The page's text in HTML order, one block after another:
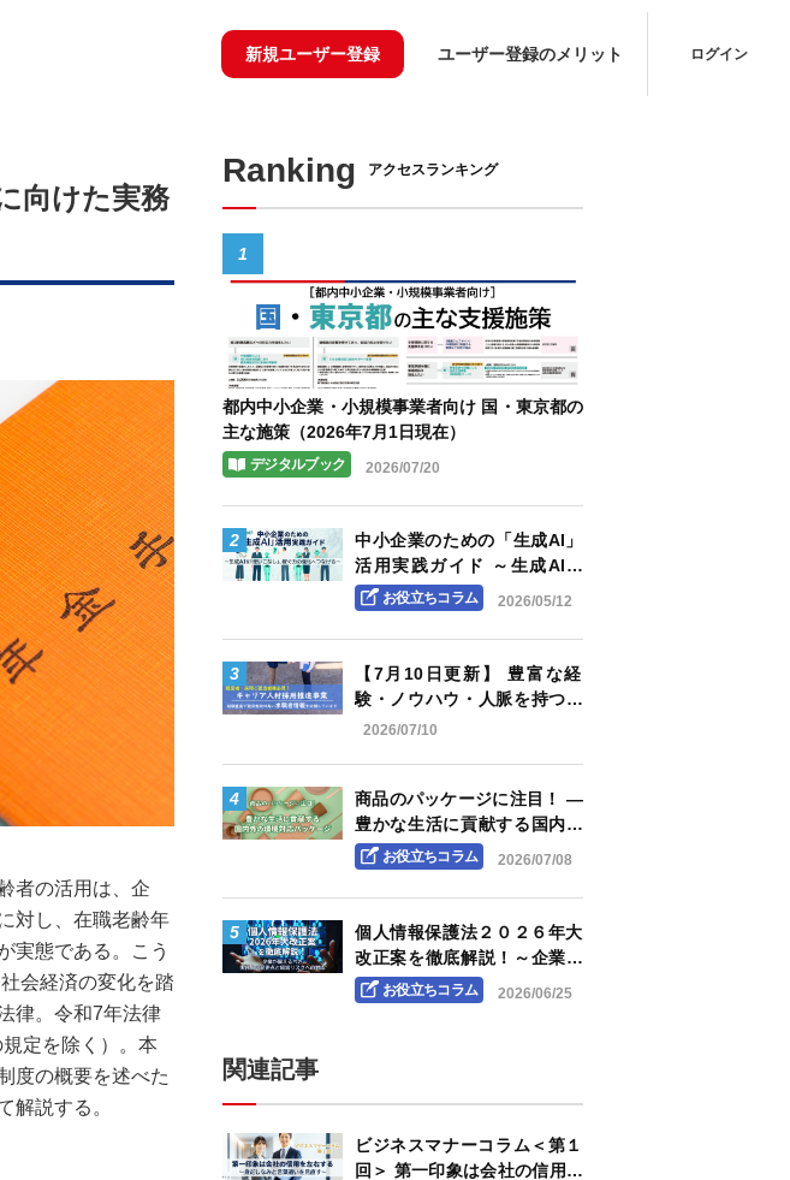
新規ユーザー登録 ユーザー登録のメリット ログイン
向けた実務
者の活用は、企
対し、在職老齢年
実態である。こう
会経済の変化を踏
律。令和7年法律
定を除く）。本
度の概要を述べた
解説する。
Ranking アクセスランキング
1
都内中小企業・小規模事業者向け 国・東京都の
主な施策（2026年7月1日現在）
デジタルブック 2026/07/20
2
中小企業のための「生成AI」
活用実践ガイド ～生成AIを
「使いこなし」、稼ぐ力の強
化へつなげる～
お役立ちコラム 2026/05/12
3
【7月10日更新】 豊富な経
験・ノウハウ・人脈を持つ企
業OB・OG人材（求職者）情
2026/07/10
4
商品のパッケージに注目！ ―
豊かな生活に貢献する国内外
の環境対応パッケージ―
お役立ちコラム 2026/07/08
5
個人情報保護法２０２６年大
改正案を徹底解説！～企業が
備えるべき実務上の変更点と
経営リスクへの対応～
お役立ちコラム 2026/06/25
関連記事
ビジネスマナーコラム＜第１
回＞ 第一印象は会社の信用を